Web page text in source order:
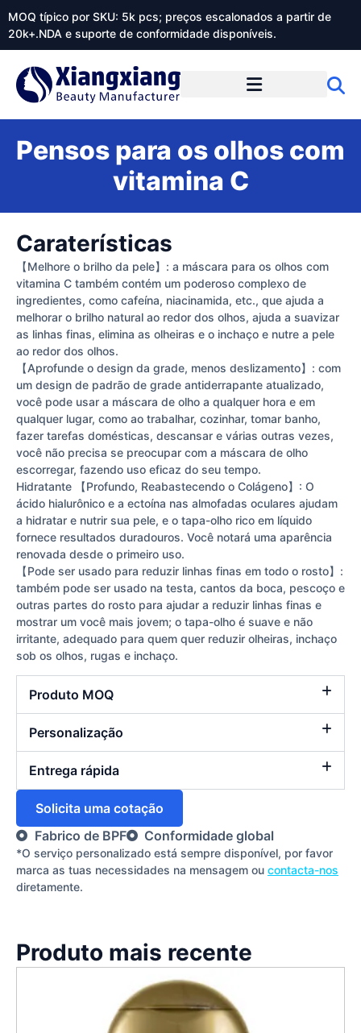
MOQ típico por SKU: 5k pcs; preços escalonados a partir de
20k+.NDA e suporte de conformidade disponíveis.
Pensos para os olhos com
vitamina C
Caraterísticas
【Melhore o brilho da pele】: a máscara para os olhos com
vitamina C também contém um poderoso complexo de
ingredientes, como cafeína, niacinamida, etc., que ajuda a
melhorar o brilho natural ao redor dos olhos, ajuda a suavizar
as linhas finas, elimina as olheiras e o inchaço e nutre a pele
ao redor dos olhos.
【Aprofunde o design da grade, menos deslizamento】: com
um design de padrão de grade antiderrapante atualizado,
você pode usar a máscara de olho a qualquer hora e em
qualquer lugar, como ao trabalhar, cozinhar, tomar banho,
fazer tarefas domésticas, descansar e várias outras vezes,
você não precisa se preocupar com a máscara de olho
escorregar, fazendo uso eficaz do seu tempo.
Hidratante 【Profundo, Reabastecendo o Colágeno】: O
ácido hialurônico e a ectoína nas almofadas oculares ajudam
a hidratar e nutrir sua pele, e o tapa-olho rico em líquido
fornece resultados duradouros. Você notará uma aparência
renovada desde o primeiro uso.
【Pode ser usado para reduzir linhas finas em todo o rosto】:
também pode ser usado na testa, cantos da boca, pescoço e
outras partes do rosto para ajudar a reduzir linhas finas e
mostrar um você mais jovem; o tapa-olho é suave e não
irritante, adequado para quem quer reduzir olheiras, inchaço
sob os olhos, rugas e inchaço.
Produto MOQ
Personalização
Entrega rápida
Solicita uma cotação
Fabrico de BPF
Conformidade global
*O serviço personalizado está sempre disponível, por favor
marca as tuas necessidades na mensagem ou contacta-nos
diretamente.
Produto mais recente